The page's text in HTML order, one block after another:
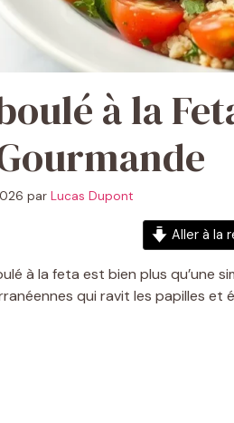
à la
par Lucas Dupont
Aller à la
à la feta est bien plus qu’une
qui ravit les papilles et